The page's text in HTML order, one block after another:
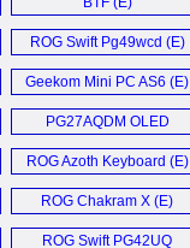
ROG Swift Pg49wcd (E)
Geekom Mini PC AS6 (E)
PG27AQDM OLED
Monitor (E)
ROG Azoth Keyboard (E)
ROG Chakram X (E)
ROG Swift PG42UQ